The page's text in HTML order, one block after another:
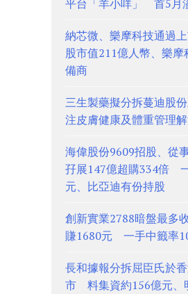
平台「羊小咩」 首5月
納芯微、樂摩科技通過
股市值211億人幣、樂
備商
三生製藥擬分拆蔓迪股
注皮膚健康及體重管理
海偉股份9609招股、從
孖展147億超購334倍
元、比亞迪有份持股
創新實業2788暗盤最多
賺1680元 一手中籤率
長和據報分拆屈臣氏於
市 料集資約156億元、